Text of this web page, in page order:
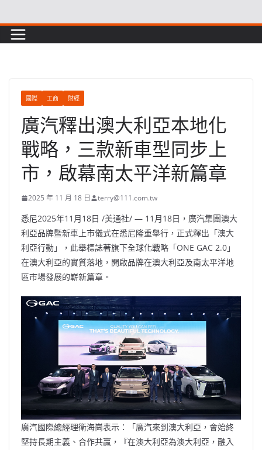
to
content
國際 工商 財經
廣汽釋出澳大利亞本地化
戰略，三款新車型同步上
市，啟幕南太平洋新篇章
2025 年 11 月 18 日 terry@111.com.tw
悉尼2025年11月18日 /美通社/ — 11 月18日，廣汽集團澳大
利亞品牌暨新車上市儀式在悉尼隆重舉行，正式釋出 「澳大
利亞行動」 ，此舉標誌著旗下全球化戰略 「ONE GAC 2.0」
在澳大利亞的實質落地，開啟品牌在澳大利亞及南太平洋地
區市場發展的嶄新篇章。
廣汽國際總經理衛海崗表示： 「廣汽來到澳大利亞，會始終
堅持長期主義、合作共贏，
『在澳大利亞為澳大利亞，融入